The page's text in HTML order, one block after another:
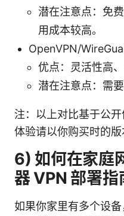
潜在注意点：免
用成本较高。
OpenVPN/
优点：灵活性高
潜在注意点：需
注：以上对比基于公
体验请以你购买时的版
6) 如何在家庭
器 VPN 部署指
如果你家里有多个设